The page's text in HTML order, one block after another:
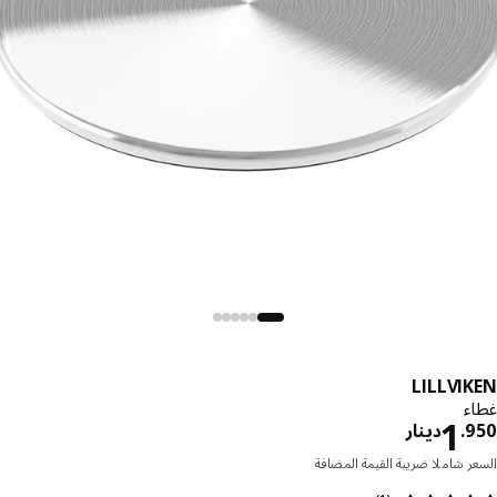
دينار1. دينار 1.950
شاملا ضريبة القيمة المضافة